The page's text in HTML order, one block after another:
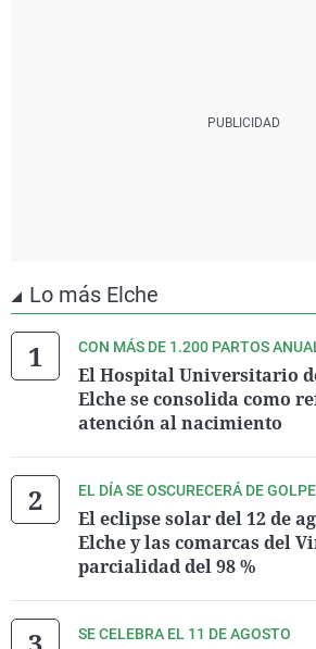
Lo más Elche
CON MÁS DE 1.200 PARTOS
El Hospital Universitario
Elche se consolida como
atención al nacimiento
EL DÍA SE OSCURECERÁ DE GOLPE
El eclipse solar del 12 de
Elche y las comarcas del
parcialidad del 98 %
SE CELEBRA EL 11 DE AGOSTO